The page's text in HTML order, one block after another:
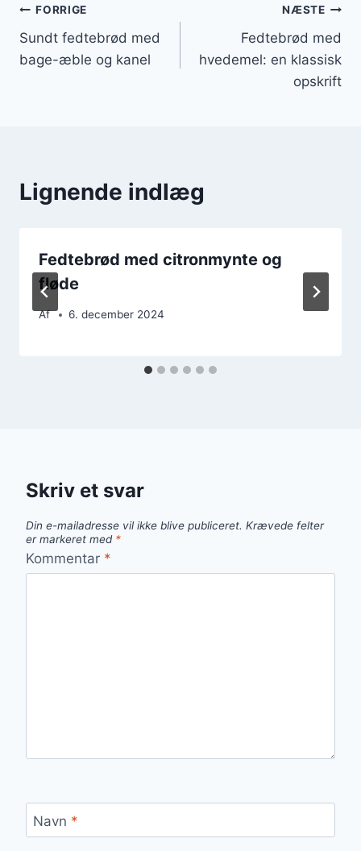
Indlægsnavigation
FORRIGE
Sundt fedtebrød med
bage-æble og kanel
NÆSTE
Fedtebrød med
hvedemel: en klassisk
opskrift
Lignende indlæg
Fedtebrød med citronmynte og
fløde
Af 6. december 2024
Skriv et svar
Din e-mailadresse vil ikke blive publiceret. Krævede felter
er markeret med *
Kommentar *
Navn *